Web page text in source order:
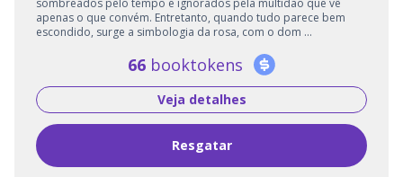
apenas o que convém. Entretanto, quando tudo parece bem
escondido, surge a simbologia da rosa, com o dom ...
66 booktokens
Veja detalhes
Resgatar